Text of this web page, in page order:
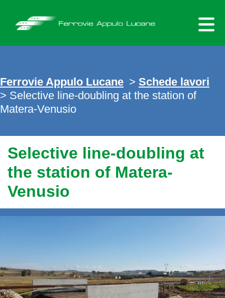
content
Ferrovie Appulo Lucane > Schede lavori
> Selective line-doubling at the station of
Matera-Venusio
Selective line-doubling at
the station of Matera-
Venusio